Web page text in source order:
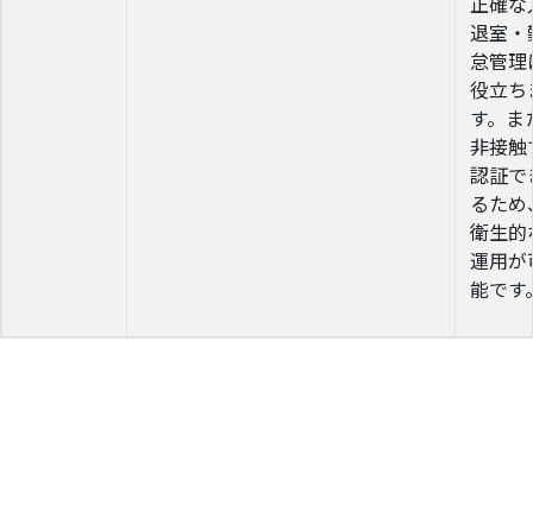
退室・
怠管理
役立ち
す。ま
非接触
認証で
るため
衛生的
運用が
能です